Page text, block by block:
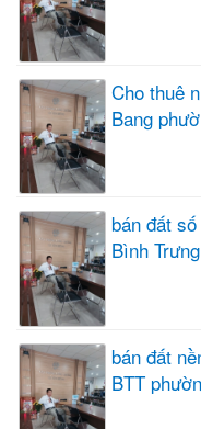
Cho thuê
Bang
bán đất
Bình
bán đất
BTT